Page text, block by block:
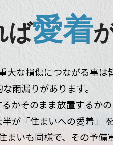
ば愛着
大な損傷につながる事は
雨漏りがあります。
かそのまま放置するかの
が「住まいへの愛着」 を
まいも同様で、その予備